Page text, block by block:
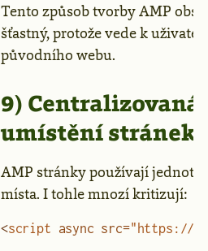
Tento způsob tvorby AMP
šťastný, protože vede k
původního webu.
9)
umístění stránek
AMP stránky používají
místa. I tohle mnozí kritizují:
<script async src="https://